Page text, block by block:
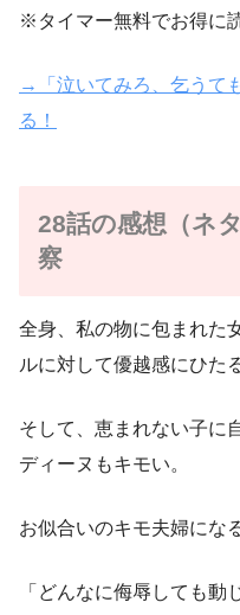
※タイマー無料でお得に
→「泣いてみろ、乞うて
る！
28話の感想（ネ
察
全身、私の物に包まれた
ルに対して優越感にひた
そして、恵まれない子に
ディーヌもキモい。
お似合いのキモ夫婦にな
「どんなに侮辱しても